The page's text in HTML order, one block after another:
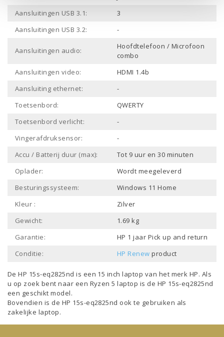
Aansluitingen USB 3.1:
3
Aansluitingen USB 3.2:
-
Aansluitingen audio:
Hoofdtelefoon / Microfoon
combo
Aansluitingen video:
HDMI 1.4b
Aansluiting ethernet:
-
Toetsenbord:
QWERTY
Toetsenbord verlicht:
-
Vingerafdruksensor:
-
Accu / Batterij duur (max):
Tot 9 uur en 30 minuten
Oplader:
Wordt meegeleverd
Besturingssysteem:
Windows 11 Home
Kleur :
Zilver
Gewicht:
1.69 kg
Garantie:
HP 1 jaar Pick up and return
Conditie:
HP Renew product
De HP 15s-eq2825nd is een 15 inch laptop van het merk HP. Als
u op zoek bent naar een Ryzen 5 laptop is de HP 15s-eq2825nd
een geschikt model.
Bovendien is de HP 15s-eq2825nd ook te gebruiken als
zakelijke laptop.